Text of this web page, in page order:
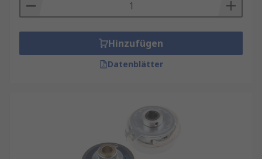
ist. Zur Aktivierung der Spule wird der
Stromkreis des Geräts aktiviert, was dazu führt,
dass der Strom durch die Spule fließt und ein
Es gibt viele Arten von elektromagnetischen
Kupplungen, z. B. Hysterese-, Klauen-,
Mehrscheiben- und Magnetpartikelkupplungen.
Hinzufügen
Datenblätter